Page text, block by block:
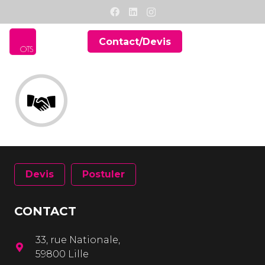
Contact/Devis
Devis Postuler
CONTACT
33, rue Nationale,
59800 Lille